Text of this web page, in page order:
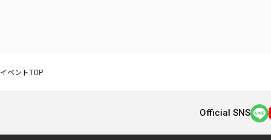
イベントTOP
Official SNS